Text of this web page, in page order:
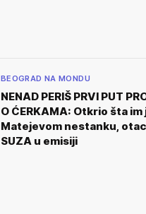
BEOGRAD NA MONDU
NENAD PERIŠ PRVI PUT
O ĆERKAMA: Otkrio šta im
Matejevom nestanku, otac
SUZA u emisiji